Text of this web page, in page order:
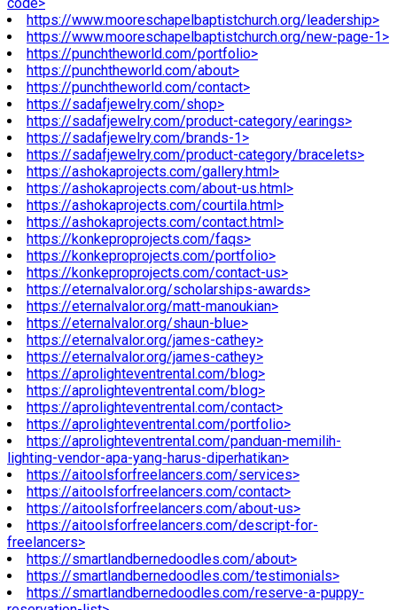
code>
https://www.mooreschapelbaptistchurch.org/leadership>
https://www.mooreschapelbaptistchurch.org/new-page-1>
https://punchtheworld.com/portfolio>
https://punchtheworld.com/about>
https://punchtheworld.com/contact>
https://sadafjewelry.com/shop>
https://sadafjewelry.com/product-category/earings>
https://sadafjewelry.com/brands-1>
https://sadafjewelry.com/product-category/bracelets>
https://ashokaprojects.com/gallery.html>
https://ashokaprojects.com/about-us.html>
https://ashokaprojects.com/courtila.html>
https://ashokaprojects.com/contact.html>
https://konkeproprojects.com/faqs>
https://konkeproprojects.com/portfolio>
https://konkeproprojects.com/contact-us>
https://eternalvalor.org/scholarships-awards>
https://eternalvalor.org/matt-manoukian>
https://eternalvalor.org/shaun-blue>
https://eternalvalor.org/james-cathey>
https://eternalvalor.org/james-cathey>
https://aprolighteventrental.com/blog>
https://aprolighteventrental.com/blog>
https://aprolighteventrental.com/contact>
https://aprolighteventrental.com/portfolio>
https://aprolighteventrental.com/panduan-memilih-
lighting-vendor-apa-yang-harus-diperhatikan>
https://aitoolsforfreelancers.com/services>
https://aitoolsforfreelancers.com/contact>
https://aitoolsforfreelancers.com/about-us>
https://aitoolsforfreelancers.com/descript-for-
freelancers>
https://smartlandbernedoodles.com/about>
https://smartlandbernedoodles.com/testimonials>
https://smartlandbernedoodles.com/reserve-a-puppy-